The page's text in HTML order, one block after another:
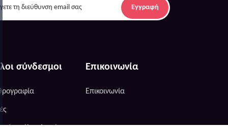
Εγγραφή
σύνδεσμοι Επικοινωνία
Επικοινωνία